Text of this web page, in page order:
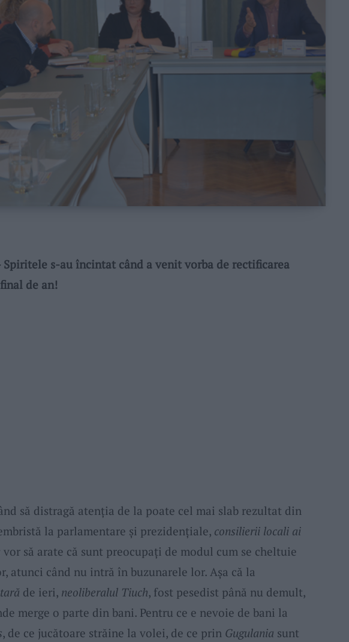
Spiritele s-au încintat când a venit vorba de rectificarea
de an!
să distragă atenția de la poate cel mai slab rezultat din
la parlamentare și prezidențiale, consilierii locali ai
vor să arate că sunt preocupați de modul cum se cheltuie
atunci când nu intră în buzunarele lor. Așa că la
de ieri, neoliberalul Tiuch, fost pesedist până nu demult,
merge o parte din bani. Pentru ce e nevoie de bani la
, de ce jucătoare străine la volei, de ce prin Gugulania sunt